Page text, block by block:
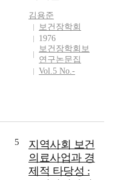
김용준
보건장학회
1976
보건장학회보
연구논문집
Vol.5 No.-
5
지역사회 보건
의료사업과 경
제적 타당성 :